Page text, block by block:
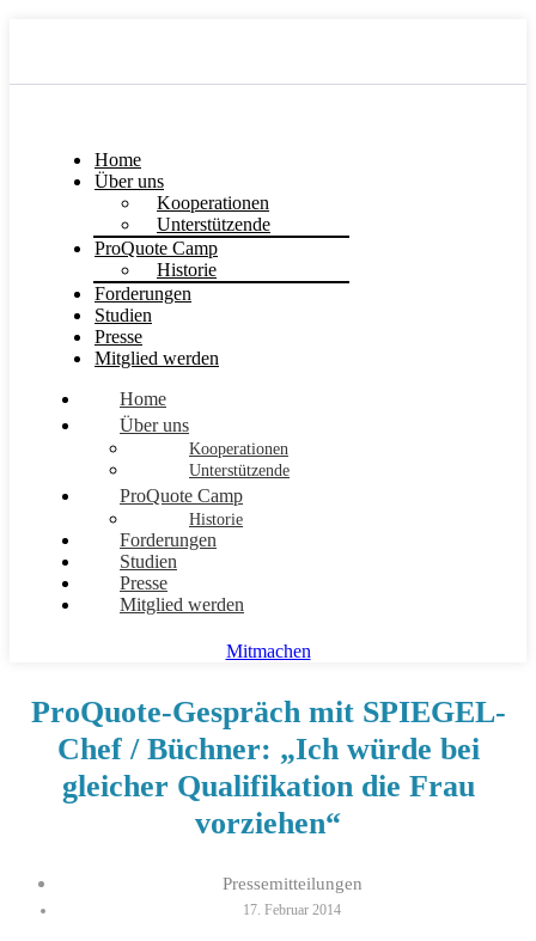
Home
Über uns
Kooperationen
Unterstützende
ProQuote Camp
Historie
Forderungen
Studien
Presse
Mitglied werden
Home
Über uns
Kooperationen
Unterstützende
ProQuote Camp
Historie
Forderungen
Studien
Presse
Mitglied werden
Mitmachen
ProQuote-Gespräch mit SPIEGEL-
Chef / Büchner: „Ich würde bei
gleicher Qualifikation die Frau
vorziehen“
Pressemitteilungen
17. Februar 2014